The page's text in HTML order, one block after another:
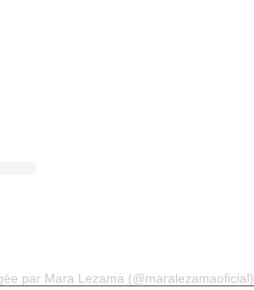
par Mara Lezama (@maralezamaoficial)